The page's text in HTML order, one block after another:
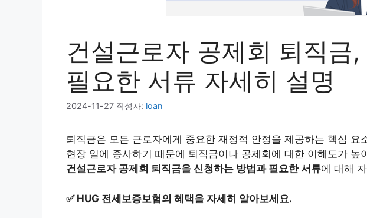
건설근로자 공제회 퇴직금
필요한 서류 자세히 설명
2024-11-27 작성자: loan
퇴직금은 모든 근로자에게 중요한 재정적 안정을 제공하는 핵심 요
현장 일에 종사하기 때문에 퇴직금이나 공제회에 대한 이해도가 높
건설근로자 공제회 퇴직금을 신청하는 방법과 필요한 서류에 대해
✅ HUG 전세보증보험의 혜택을 자세히 알아보세요.